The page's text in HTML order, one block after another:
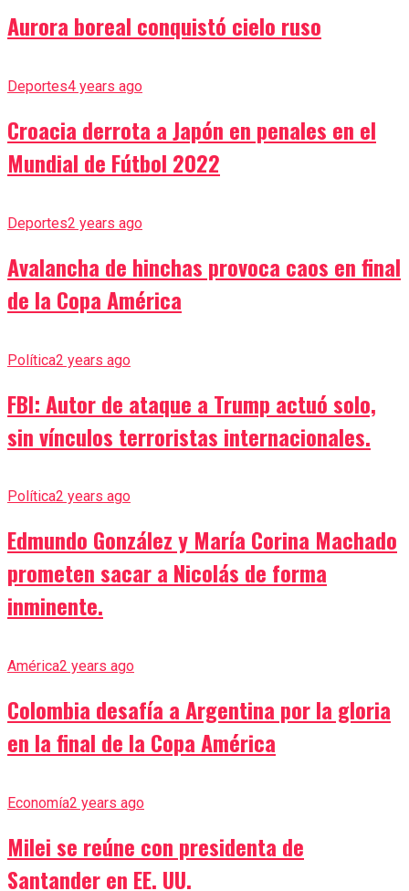
Aurora boreal conquistó cielo ruso
Deportes4 years ago
Croacia derrota a Japón en penales en el
Mundial de Fútbol 2022
Deportes2 years ago
Avalancha de hinchas provoca caos en final
de la Copa América
Política2 years ago
FBI: Autor de ataque a Trump actuó solo,
sin vínculos terroristas internacionales.
Política2 years ago
Edmundo González y María Corina Machado
prometen sacar a Nicolás de forma
inminente.
América2 years ago
Colombia desafía a Argentina por la gloria
en la final de la Copa América
Economía2 years ago
Milei se reúne con presidenta de
Santander en EE. UU.